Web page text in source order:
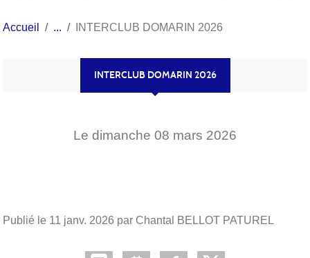
Accueil INTERCLUB DOMARIN 2026
INTERCLUB DOMARIN 2026
Le dimanche 08 mars 2026
Publié le 11 janv. 2026 par Chantal BELLOT PATUREL